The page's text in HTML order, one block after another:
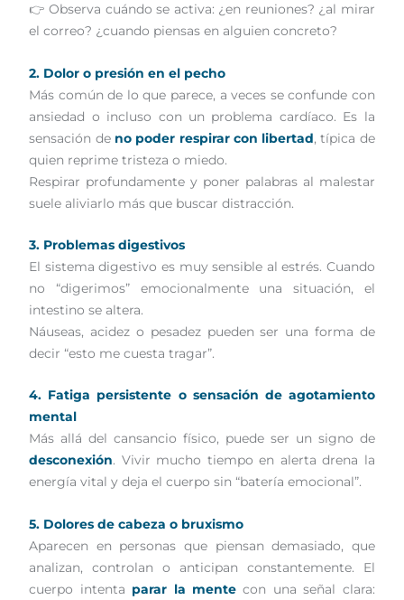
👉 Observa cuándo se activa: ¿en reuniones? ¿al mirar
el correo? ¿cuando piensas en alguien concreto?
2. Dolor o presión en el pecho
Más común de lo que parece, a veces se confunde con
ansiedad o incluso con un problema cardíaco. Es la
sensación de no poder respirar con libertad, típica de
quien reprime tristeza o miedo.
Respirar profundamente y poner palabras al malestar
suele aliviarlo más que buscar distracción.
3. Problemas digestivos
El sistema digestivo es muy sensible al estrés. Cuando
no “digerimos” emocionalmente una situación, el
intestino se altera.
Náuseas, acidez o pesadez pueden ser una forma de
decir “esto me cuesta tragar”.
4. Fatiga persistente o sensación de agotamiento
mental
Más allá del cansancio físico, puede ser un signo de
desconexión. Vivir mucho tiempo en alerta drena la
energía vital y deja el cuerpo sin “batería emocional”.
5. Dolores de cabeza o bruxismo
Aparecen en personas que piensan demasiado, que
analizan, controlan o anticipan constantemente. El
cuerpo intenta parar la mente con una señal clara: